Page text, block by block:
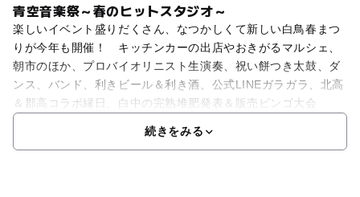
青空音楽祭～春のヒットスタジオ～
楽しいイベント盛りだくさん、なつかしくて新しい白鳥春まつ
りが今年も開催！ キッチンカーの出店やおきがるマルシェ、
朝市のほか、プロバイオリニスト生演奏、祝い餅つき太鼓、ダ
ンス、バンド、利きビール＆利き酒、公式LINEガラガラ、北高
＆郡高コラボ縁日、白中の完熟堆肥発表＆販売ビンゴ大会
続きをみる